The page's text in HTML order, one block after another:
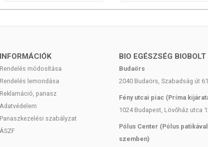
INFORMÁCIÓK
Rendelés módosítása
Rendelés lemondása
Reklamáció, panasz
Adatvédelem
Panaszkezelési szabályzat
ÁSZF
BIO EGÉSZSÉG BIOBOLT
Budaörs
2040 Budaörs, Szabadság út
Fény utcai piac (Príma
1024 Budapest, Lövőház utca
Pólus Center (Pólus patikával
szemben)